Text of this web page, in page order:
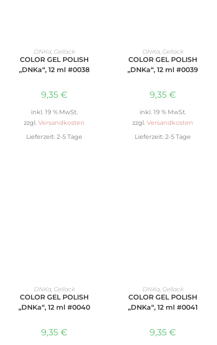
WEITERLESEN
DNKa, Gellack
COLOR GEL POLISH
„DNKa“, 12 ml #0038
9,35 €
inkl. 19 % MwSt.
zzgl. Versandkosten
Lieferzeit: 2-5 Tage
WEITERLESEN
DNKa, Gellack
COLOR GEL POLISH
„DNKa“, 12 ml #0039
9,35 €
inkl. 19 % MwSt.
zzgl. Versandkosten
Lieferzeit: 2-5 Tage
IN DEN WARENKORB
DNKa, Gellack
COLOR GEL POLISH
„DNKa“, 12 ml #0040
9,35 €
IN DEN WARENKORB
DNKa, Gellack
COLOR GEL POLISH
„DNKa“, 12 ml #0041
9,35 €